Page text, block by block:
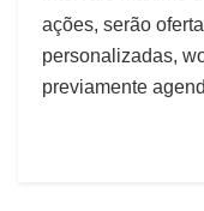
ações, serão
personalizadas,
previamente